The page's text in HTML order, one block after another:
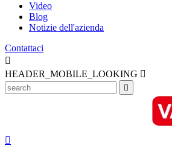
Video
Blog
Notizie dell'azienda
Contattaci

HEADER_MOBILE_LOOKING 

